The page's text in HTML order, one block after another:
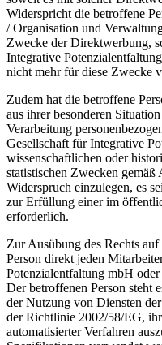
Widerspricht die betroffene
/ Organisation und
Zwecke der Direktwerbung,
Integrative
nicht mehr für diese Zwecke
Zudem hat die betroffene
aus ihrer besonderen
Verarbeitung
Gesellschaft für Integrative
wissenschaftlichen oder
statistischen Zwecken
Widerspruch einzulegen, es
zur Erfüllung einer im
erforderlich.
Zur Ausübung des Rechts
Person direkt jeden
Potenzialentfaltung mbH
Der betroffenen Person steht
der Nutzung von Diensten
der Richtlinie 2002/58/EG,
automatisierter Verfahren